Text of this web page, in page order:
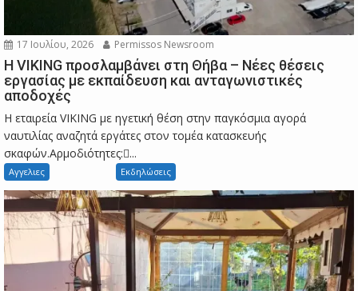
17 Ιουλίου, 2026 Permissos Newsroom
Η VIKING προσλαμβάνει στη Θήβα – Νέες θέσεις
εργασίας με εκπαίδευση και ανταγωνιστικές
αποδοχές
Η εταιρεία VIKING με ηγετική θέση στην παγκόσμια αγορά
ναυτιλίας αναζητά εργάτες στον τομέα κατασκευής
σκαφών.Αρμοδιότητες:...
Αγγελιες Εκδηλώσεις